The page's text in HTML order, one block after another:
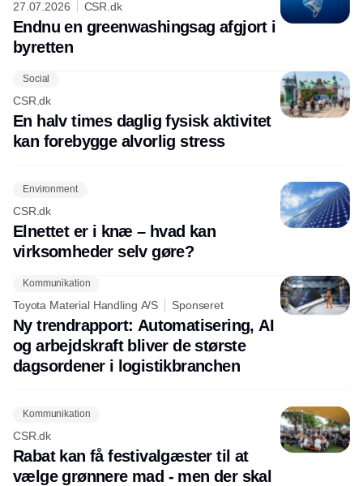
27.07.2026 CSR.dk
Endnu en greenwashingsag afgjort i
byretten
Social
CSR.dk
En halv times daglig fysisk aktivitet
kan forebygge alvorlig stress
Environment
CSR.dk
Elnettet er i knæ – hvad kan
virksomheder selv gøre?
Kommunikation
Toyota Material Handling A/S Sponseret
Ny trendrapport: Automatisering, AI
og arbejdskraft bliver de største
dagsordener i logistikbranchen
Kommunikation
CSR.dk
Rabat kan få festivalgæster til at
vælge grønnere mad - men der skal